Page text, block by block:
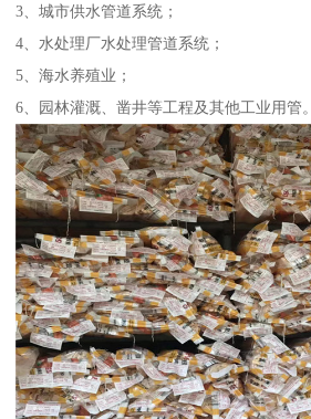
3、城市供水管道系统；
4、水处理厂水处理管道系统；
5、海水养殖业；
6、园林灌溉、凿井等工程及其他工业用管。